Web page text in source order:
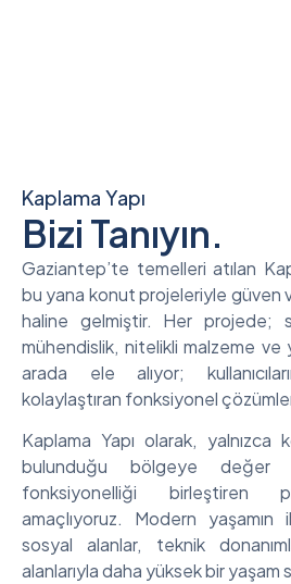
Kaplama Yapı
Bizi Tanıyın.
Gaziantep’te temelleri atılan
bu yana konut projeleriyle güven
haline gelmiştir. Her projede;
mühendislik, nitelikli malzeme ve
arada ele alıyor;
kolaylaştıran fonksiyonel
Kaplama Yapı olarak,
bulunduğu bölgeye
fonksiyonelliği birleştiren
amaçlıyoruz. Modern yaşamın
sosyal alanlar, teknik
alanlarıyla daha yüksek bir yaşam